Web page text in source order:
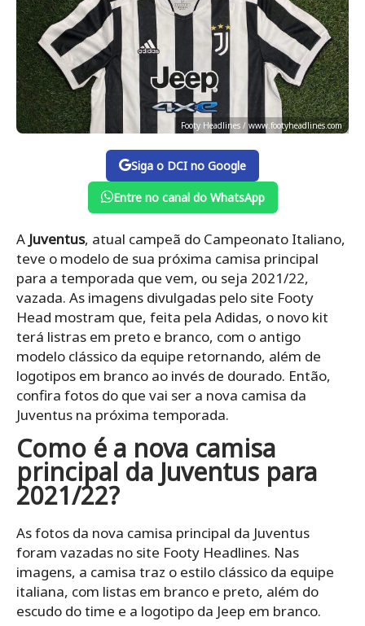
Footy Headlines / www.footyheadlines.com
Siga o DCI no Google
Entre no canal do WhatsApp
A Juventus, atual campeã do Campeonato Italiano,
teve o modelo de sua próxima camisa principal
para a temporada que vem, ou seja 2021/22,
vazada. As imagens divulgadas pelo site Footy
Head mostram que, feita pela Adidas, o novo kit
terá listras em preto e branco, com o antigo
modelo clássico da equipe retornando, além de
logotipos em branco ao invés de dourado. Então,
confira fotos do que vai ser a nova camisa da
Juventus na próxima temporada.
Como é a nova camisa
principal da Juventus para
2021/22?
As fotos da nova camisa principal da Juventus
foram vazadas no site Footy Headlines. Nas
imagens, a camisa traz o estilo clássico da equipe
italiana, com listas em branco e preto, além do
escudo do time e a logotipo da Jeep em branco.